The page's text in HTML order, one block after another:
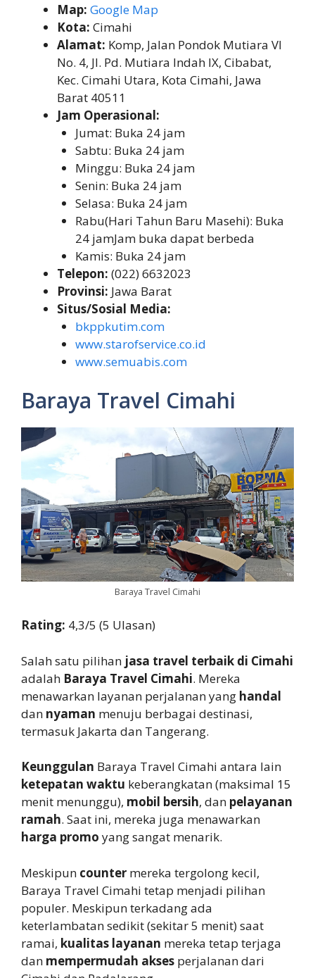
Map: Google Map
Kota: Cimahi
Alamat: Komp, Jalan Pondok Mutiara VI
No. 4, Jl. Pd. Mutiara Indah IX, Cibabat,
Kec. Cimahi Utara, Kota Cimahi, Jawa
Barat 40511
Jam Operasional:
Jumat: Buka 24 jam
Sabtu: Buka 24 jam
Minggu: Buka 24 jam
Senin: Buka 24 jam
Selasa: Buka 24 jam
Rabu(Hari Tahun Baru Masehi): Buka
24 jamJam buka dapat berbeda
Kamis: Buka 24 jam
Telepon: (022) 6632023
Provinsi: Jawa Barat
Situs/Sosial Media:
bkppkutim.com
www.starofservice.co.id
www.semuabis.com
Baraya Travel Cimahi
Baraya Travel Cimahi
Rating: 4,3/5 (5 Ulasan)
Salah satu pilihan jasa travel terbaik di Cimahi
adalah Baraya Travel Cimahi. Mereka
menawarkan layanan perjalanan yang handal
dan nyaman menuju berbagai destinasi,
termasuk Jakarta dan Tangerang.
Keunggulan Baraya Travel Cimahi antara lain
ketepatan waktu keberangkatan (maksimal 15
menit menunggu), mobil bersih, dan pelayanan
ramah. Saat ini, mereka juga menawarkan
harga promo yang sangat menarik.
Meskipun counter mereka tergolong kecil,
Baraya Travel Cimahi tetap menjadi pilihan
populer. Meskipun terkadang ada
keterlambatan sedikit (sekitar 5 menit) saat
ramai, kualitas layanan mereka tetap terjaga
dan mempermudah akses perjalanan dari